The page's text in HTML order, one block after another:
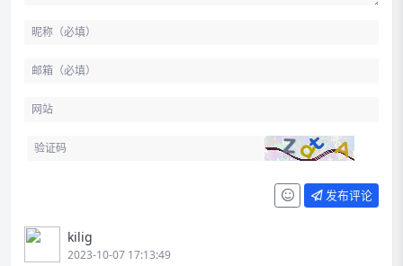
发布评论
kilig
2023-10-07 17:13:49